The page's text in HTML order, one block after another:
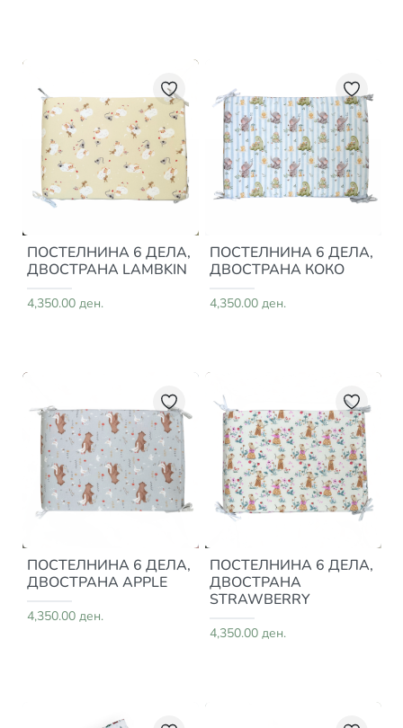
ПОСТЕЛНИНА 6 ДЕЛА,
ДВОСТРАНА LAMBKIN
4,350.00 ден.
ПОСТЕЛНИНА 6 ДЕЛА,
ДВОСТРАНА КОКО
4,350.00 ден.
ПОСТЕЛНИНА 6 ДЕЛА,
ДВОСТРАНА APPLE
4,350.00 ден.
ПОСТЕЛНИНА 6 ДЕЛА,
ДВОСТРАНА
STRAWBERRY
4,350.00 ден.